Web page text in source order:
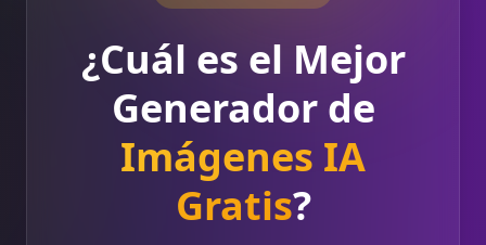
¿Cuál es el Mejor
Generador de
Imágenes IA
Gratis?